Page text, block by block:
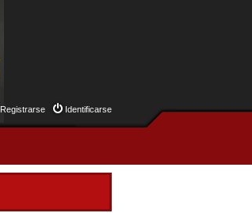
Identificarse
Registrarse